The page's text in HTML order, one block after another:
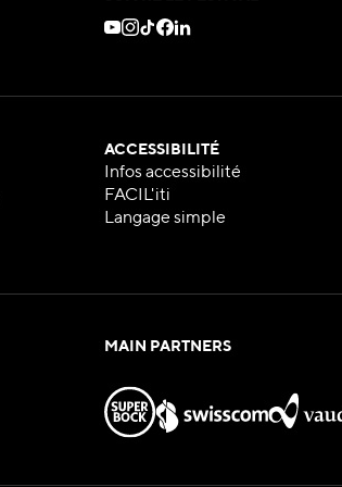
ACCESSIBILITÉ
Infos accessibilité
FACIL'iti
Langage simple
MAIN PARTNERS